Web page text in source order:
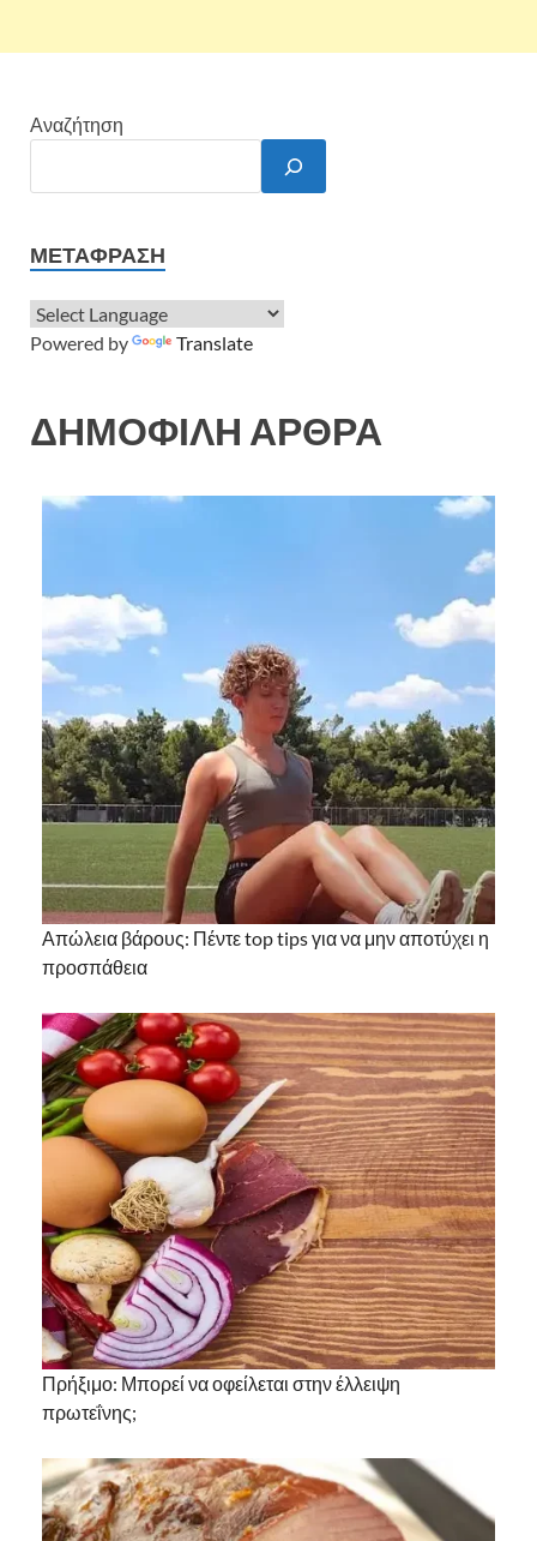
Αναζήτηση
ΜΕΤΆΦΡΑΣΗ
Powered by Translate
ΔΗΜΟΦΙΛΗ ΑΡΘΡΑ
Απώλεια βάρους: Πέντε top tips για να μην αποτύχει η
προσπάθεια
Πρήξιμο: Μπορεί να οφείλεται στην έλλειψη
πρωτεΐνης;